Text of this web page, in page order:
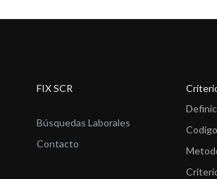
FIX SCR
Búsquedas Laborales
Contacto